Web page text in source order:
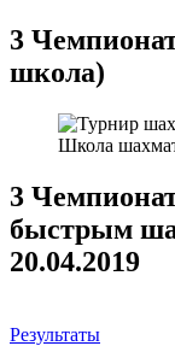
3
школа)
Школа
3
быстрым
20.04.2019
Результаты